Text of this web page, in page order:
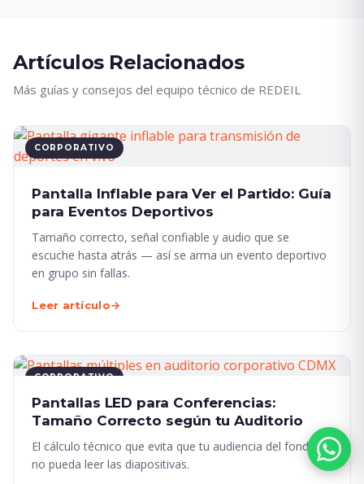
Artículos Relacionados
Más guías y consejos del equipo técnico de REDEIL
CORPORATIVO
Pantalla Inflable para Ver el Partido: Guía
para Eventos Deportivos
Tamaño correcto, señal confiable y audio que se
escuche hasta atrás — así se arma un evento deportivo
en grupo sin fallas.
Leer artículo→
CORPORATIVO
Pantallas LED para Conferencias:
Tamaño Correcto según tu Auditorio
El cálculo técnico que evita que tu audiencia del fondo
no pueda leer las diapositivas.